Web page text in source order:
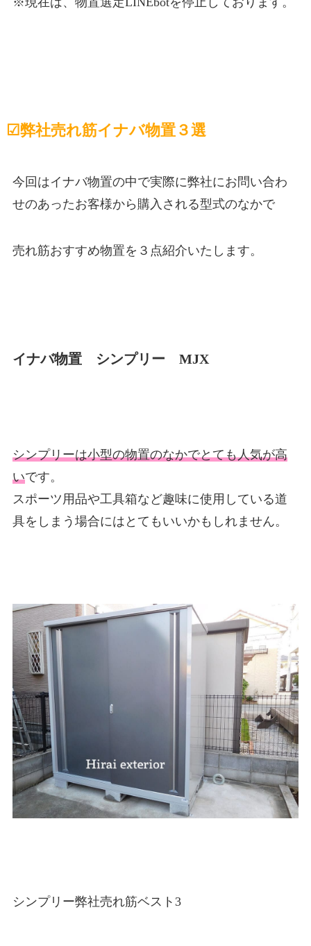
☑︎弊社売れ筋イナバ物置３選
今回はイナバ物置の中で実際に弊社にお問い合わ
せのあったお客様から購入される型式のなかで
売れ筋おすすめ物置を３点紹介いたします。
イナバ物置 シンプリー MJX
シンプリーは小型の物置のなかでとても人気が高
いです。
スポーツ用品や工具箱など趣味に使用している道
具をしまう場合にはとてもいいかもしれません。
シンプリー弊社売れ筋ベスト3